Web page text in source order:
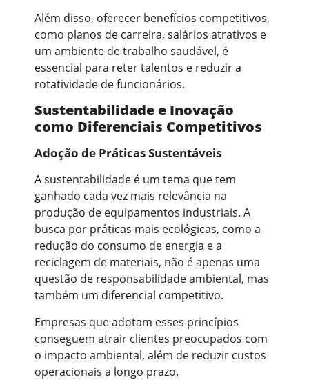
Além disso, oferecer benefícios competitivos,
como planos de carreira, salários atrativos e
um ambiente de trabalho saudável, é
essencial para reter talentos e reduzir a
rotatividade de funcionários.
Sustentabilidade e Inovação
como Diferenciais Competitivos
Adoção de Práticas Sustentáveis
A sustentabilidade é um tema que tem
ganhado cada vez mais relevância na
produção de equipamentos industriais. A
busca por práticas mais ecológicas, como a
redução do consumo de energia e a
reciclagem de materiais, não é apenas uma
questão de responsabilidade ambiental, mas
também um diferencial competitivo.
Empresas que adotam esses princípios
conseguem atrair clientes preocupados com
o impacto ambiental, além de reduzir custos
operacionais a longo prazo.